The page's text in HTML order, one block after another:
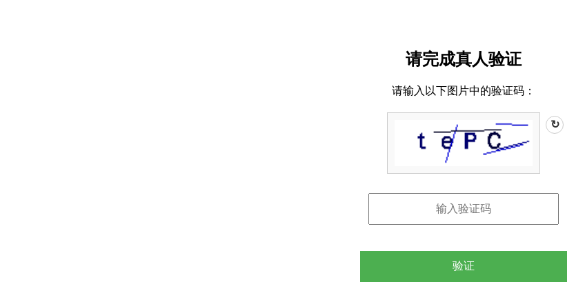
请完成真人验证
请输入以下图片中的验证码：
↻
验证